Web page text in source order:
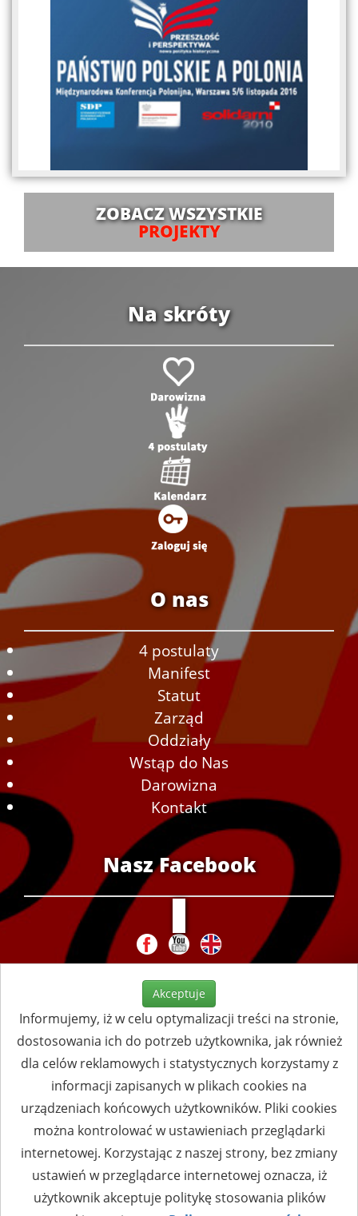
ZOBACZ WSZYSTKIE
PROJEKTY
Na skróty
O nas
4 postulaty
Manifest
Statut
Zarząd
Oddziały
Wstąp do Nas
Darowizna
Kontakt
Nasz Facebook
Akceptuje
Informujemy, iż w celu optymalizacji treści na stronie,
dostosowania ich do potrzeb użytkownika, jak również
dla celów reklamowych i statystycznych korzystamy z
informacji zapisanych w plikach cookies na
urządzeniach końcowych użytkowników. Pliki cookies
można kontrolować w ustawieniach przeglądarki
internetowej. Korzystając z naszej strony, bez zmiany
ustawień w przeglądarce internetowej oznacza, iż
użytkownik akceptuje politykę stosowania plików